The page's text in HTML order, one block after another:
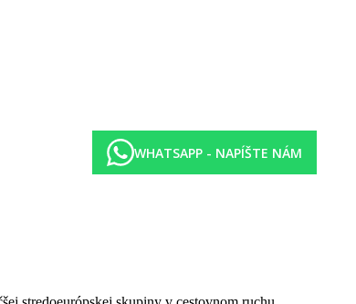
17-tich rokov. Pre pobyty nad 7 nocí platí cena taxy za 7
WHATSAPP - NAPÍŠTE NÁM